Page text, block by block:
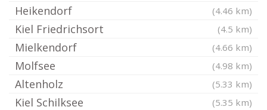
Heikendorf (4.46 km)
Kiel Friedrichsort (4.5 km)
Mielkendorf (4.66 km)
Molfsee (4.98 km)
Altenholz (5.33 km)
Kiel Schilksee (5.35 km)